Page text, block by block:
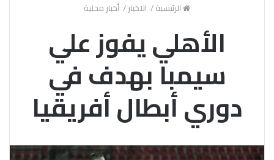
الرئيسية/ الاخبار/ أخبار محلية
الأهلي يفوز علي
سيمبا بهدف في
دوري أبطال أفريقيا